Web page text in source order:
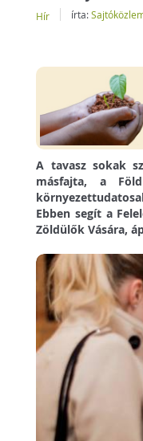
Hír írta:
A tavasz sokak
másfajta, a
Ebben segít a
Zöldülők Vására,